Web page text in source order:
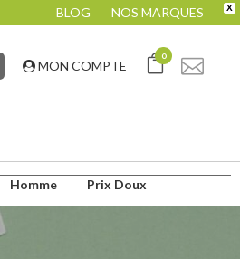
X
BLOG NOS MARQUES
MON COMPTE
0
Homme Prix Doux